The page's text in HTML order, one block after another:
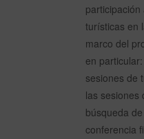
participación
turísticas en
marco del
en
sesiones de
las sesiones
búsqueda
conferencia